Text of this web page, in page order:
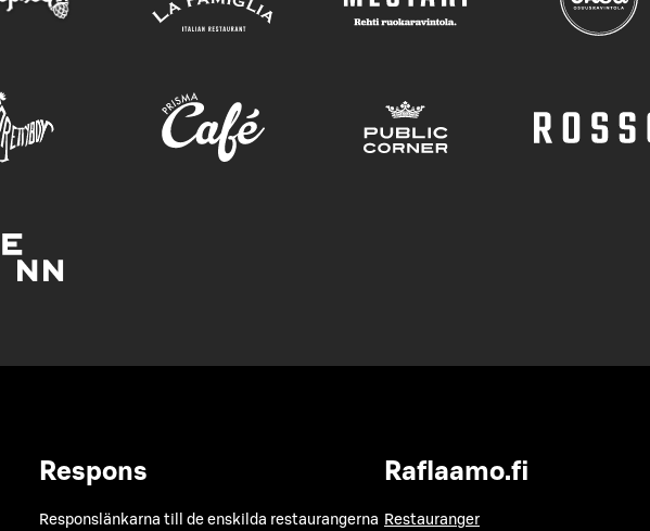
Respons
Responslänkarna till de enskilda restaurangerna
Raflaamo.fi
Restauranger